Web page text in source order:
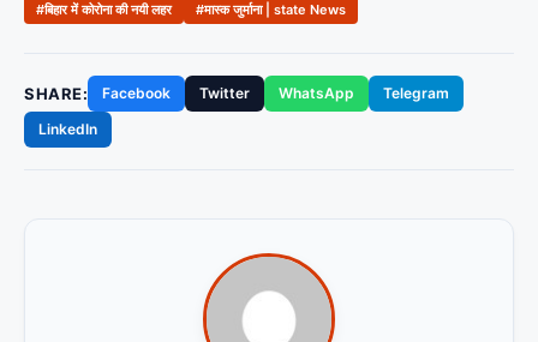
#बिहार में कोरोना की नयी लहर
#मास्क जुर्माना | state News
SHARE: Facebook Twitter WhatsApp
Telegram
LinkedIn